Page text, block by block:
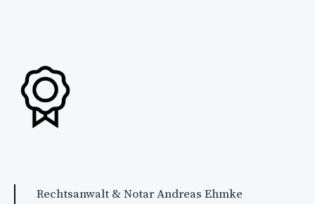
Rechtsanwalt & Notar Andreas Ehmke